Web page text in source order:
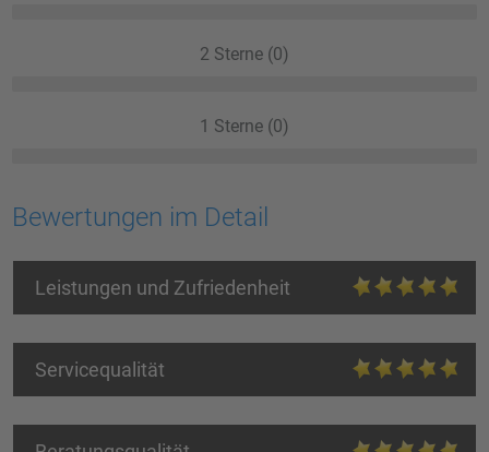
2 Sterne (0)
1 Sterne (0)
Bewertungen im Detail
Leistungen und Zufriedenheit
Servicequalität